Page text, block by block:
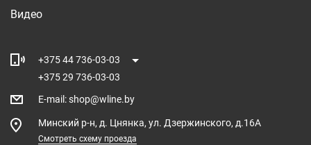
Видео
+375 44 736-03-03
+375 29 736-03-03
E-mail :shop@wline.by
Минский р-н, д. Цнянка, ул. Дзержинского, д.16А
Смотреть схему проезда